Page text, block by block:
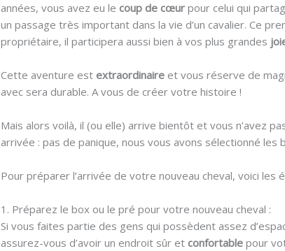
années, vous avez eu le coup de cœur pour celui qui
un passage très important dans la vie d’un cavalier. Ce
propriétaire, il participera aussi bien à vos plus grandes
Cette aventure est extraordinaire et vous réserve de
avec sera durable. A vous de créer votre histoire !
Mais alors voilà, il (ou elle) arrive bientôt et vous n’avez
arrivée : pas de panique, nous vous avons sélectionné les
Pour préparer l’arrivée de votre nouveau cheval, voici les
1. Préparez le box ou le pré pour votre nouveau cheval :
Si vous faites partie des gens qui possèdent assez
assurez-vous d’avoir un endroit sûr et confortable pour